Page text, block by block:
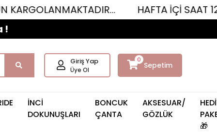
HAFTA İÇİ SAAT 12.00'YE
!
Giriş Yap
Üye Ol
0
Sepetim
İNCİ
DOKUNUŞLARI
BONCUK
ÇANTA
AKSESUAR/
GÖZLÜK
🎁